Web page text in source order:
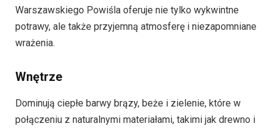
Warszawskiego Powiśla oferuje nie tylko wykwintne
potrawy, ale także przyjemną atmosferę i niezapomniane
wrażenia.
Wnętrze
Dominują ciepłe barwy brązy, beże i zielenie, które w
połączeniu z naturalnymi materiałami, takimi jak drewno i